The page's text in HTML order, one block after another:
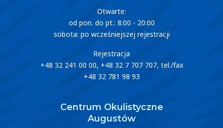
Otwarte:
od pon. do pt.: 8:00 - 20:00
sobota: po wcześniejszej rejestracji
Rejestracja
+48 32 241 00 00, +48 32 7 707 707, tel./fax
+48 32 781 98 93
Centrum Okulistyczne
Augustów